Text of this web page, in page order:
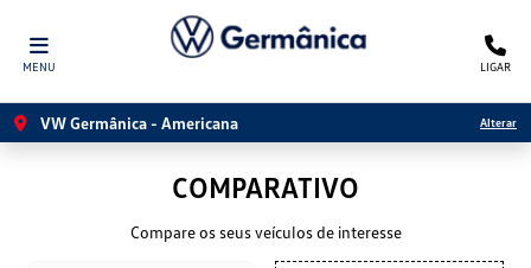
MENU LIGAR
VW Germânica - Americana Alterar
COMPARATIVO
Compare os seus veículos de interesse